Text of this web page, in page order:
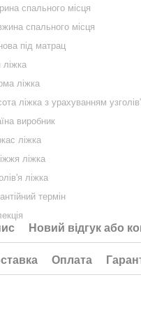
спального місця
спального місця
під матрац
ліжка
ліжка
ліжка з урахуванням
виробник
ліжка
ліжка
ліжка
термін
Новий відгук або
Оплата